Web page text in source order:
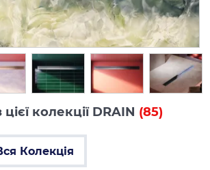
колекції DRAIN (85)
Колекція